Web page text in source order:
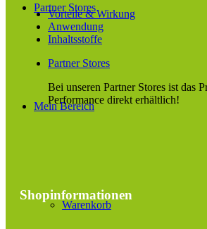
Partner Stores
Mein Bereich
Warenkorb
Vorteile & Wirkung
Anwendung
Inhaltsstoffe
Partner Stores
Bei unseren Partner Stores ist das
Performance direkt erhältlich!
Shopinformationen